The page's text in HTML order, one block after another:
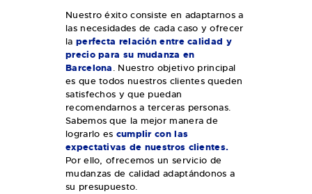
Nuestro éxito consiste en adaptarnos a
las necesidades de cada caso y ofrecer
la perfecta relación entre calidad y
precio para su mudanza en
Barcelona. Nuestro objetivo principal
es que todos nuestros clientes queden
satisfechos y que puedan
recomendarnos a terceras personas.
Sabemos que la mejor manera de
lograrlo es cumplir con las
expectativas de nuestros clientes.
Por ello, ofrecemos un servicio de
mudanzas de calidad adaptándonos a
su presupuesto.